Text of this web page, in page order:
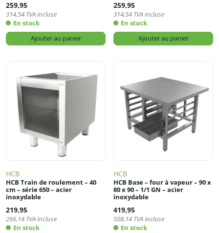
259,95
314,54 TVA incluse
En stock
Ajouter au panier
259,95
314,54 TVA incluse
En stock
Ajouter au panier
HCB
HCB Train de roulement – 40
cm – série 650 – acier
inoxydable
219,95
266,14 TVA incluse
En stock
HCB
HCB Base – four à vapeur – 90 x
80 x 90 – 1/1 GN – acier
inoxydable
419,95
508,14 TVA incluse
En stock